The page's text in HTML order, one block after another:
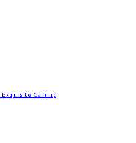
Gaming